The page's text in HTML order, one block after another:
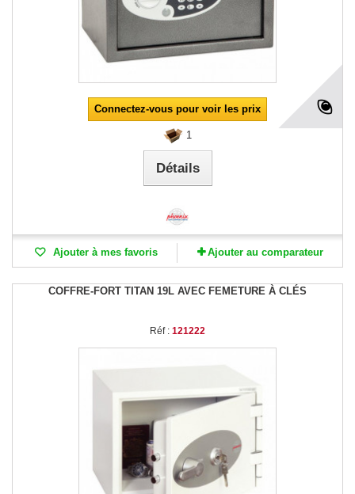
Connectez-vous pour voir les prix
1
Détails
Ajouter à mes favoris Ajouter au comparateur
COFFRE-FORT TITAN 19L AVEC FEMETURE À CLÉS
Réf : 121222